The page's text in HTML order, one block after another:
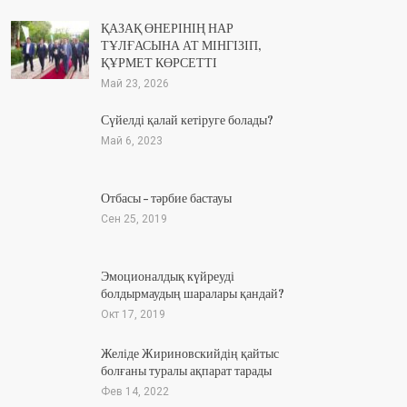
ҚАЗАҚ ӨНЕРІНІҢ НАР
ТҰЛҒАСЫНА АТ МІНГІЗІП,
ҚҰРМЕТ КӨРСЕТТІ
Май 23, 2026
Сүйелді қалай кетіруге болады?
Май 6, 2023
Отбасы – тәрбие бастауы
Сен 25, 2019
Эмоционалдық күйреуді
болдырмаудың шаралары қандай?
Окт 17, 2019
Желіде Жириновскийдің қайтыс
болғаны туралы ақпарат тарады
Фев 14, 2022